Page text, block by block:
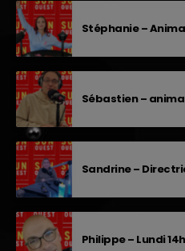
Stéphanie –
Sébastien –
Sandrine –
Philippe – Lundi